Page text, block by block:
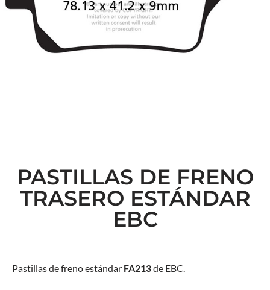
PASTILLAS DE FRENO
TRASERO ESTÁNDAR
EBC
Pastillas de freno estándar FA213de EBC.